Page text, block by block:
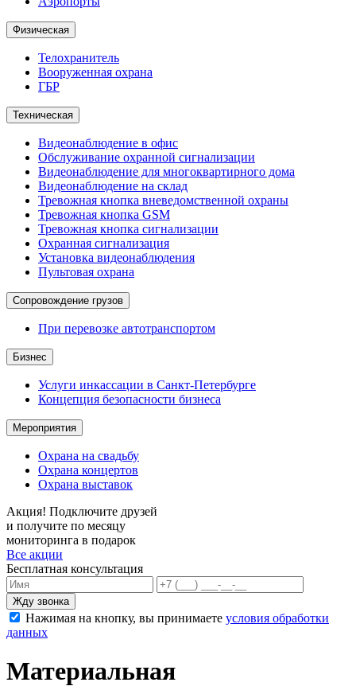
Физическая
Телохранитель
Вооруженная охрана
ГБР
Техническая
Видеонаблюдение в офис
Обслуживание охранной сигнализации
Видеонаблюдение для многоквартирного дома
Видеонаблюдение на склад
Тревожная кнопка вневедомственной охраны
Тревожная кнопка GSM
Тревожная кнопка сигнализации
Охранная сигнализация
Установка видеонаблюдения
Пультовая охрана
Сопровождение грузов
При перевозке автотранспортом
Бизнес
Услуги инкассации в Санкт-Петербурге
Концепция безопасности бизнеса
Мероприятия
Охрана на свадьбу
Охрана концертов
Охрана выставок
Акция! Подключите друзей
и получите по месяцу
мониторинга в подарок
Все акции
Бесплатная консультация
Жду звонка
Нажимая на кнопку, вы принимаете условия обработки
данных
Материальная